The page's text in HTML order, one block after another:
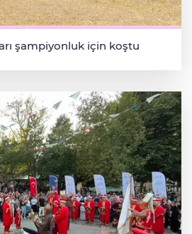
şampiyonluk için koştu